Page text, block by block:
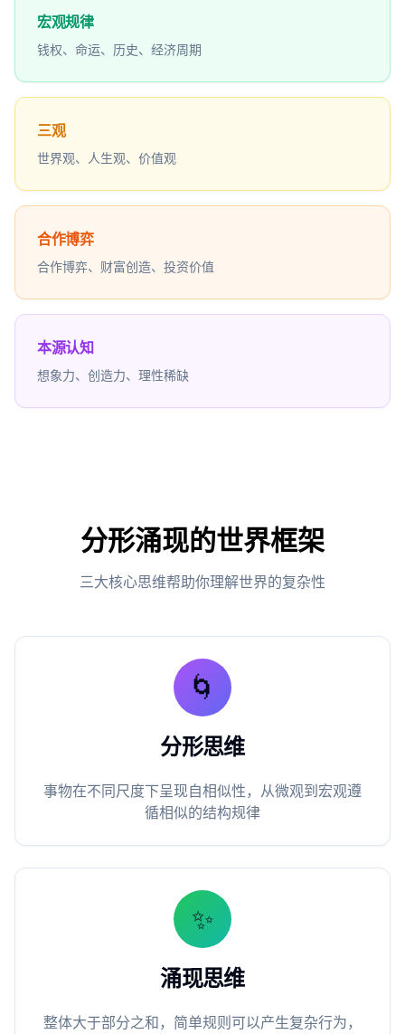
宏观规律
钱权、命运、历史、经济周期
三观
世界观、人生观、价值观
合作博弈
合作博弈、财富创造、投资价值
本源认知
想象力、创造力、理性稀缺
分形涌现的世界框架
三大核心思维帮助你理解世界的复杂性
🌀
分形思维
事物在不同尺度下呈现自相似性，从微观到宏观遵
循相似的结构规律
✨
涌现思维
整体大于部分之和，简单规则可以产生复杂行为，